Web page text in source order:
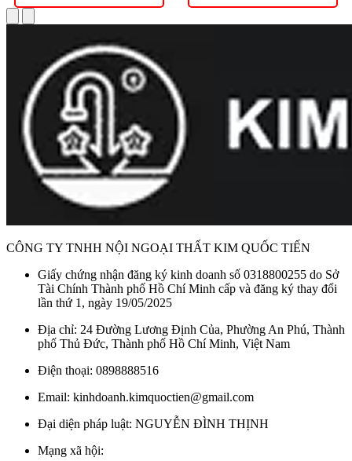
CÔNG TY TNHH NỘI NGOẠI THẤT KIM QUỐC TIẾN
Giấy chứng nhận đăng ký kinh doanh số 0318800255 do Sở
Tài Chính Thành phố Hồ Chí Minh cấp và đăng ký thay đổi
lần thứ 1, ngày 19/05/2025
Địa chỉ: 24 Đường Lương Định Của, Phường An Phú, Thành
phố Thủ Đức, Thành phố Hồ Chí Minh, Việt Nam
Điện thoại: 0898888516
Email: kinhdoanh.kimquoctien@gmail.com
Đại diện pháp luật: NGUYỄN ĐÌNH THỊNH
Mạng xã hội: